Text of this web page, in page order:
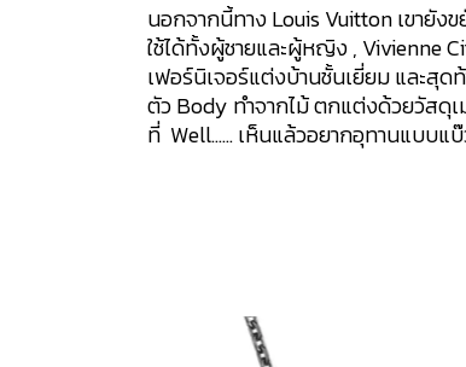
นอกจากนี้ทาง Louis Vuitton เขายัง
ใช้ได้ทั้งผู้ชายและผู้หญิง , Vivienne
เฟอร์นิเจอร์แต่งบ้านชั้นเยี่ยม และสุ
ตัว Body ทำจากไม้ ตกแต่งด้วยวัสดุเ
ที่ Well…… เห็นแล้วอยากอุทานแบบแบ๊